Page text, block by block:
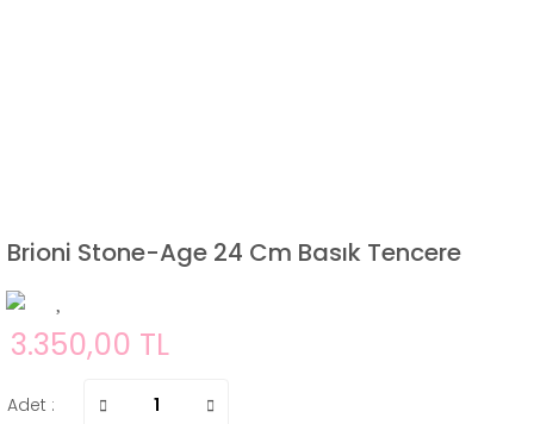
Brioni Stone-Age 24 Cm Basık Tencere
3.350,00 TL
Adet :